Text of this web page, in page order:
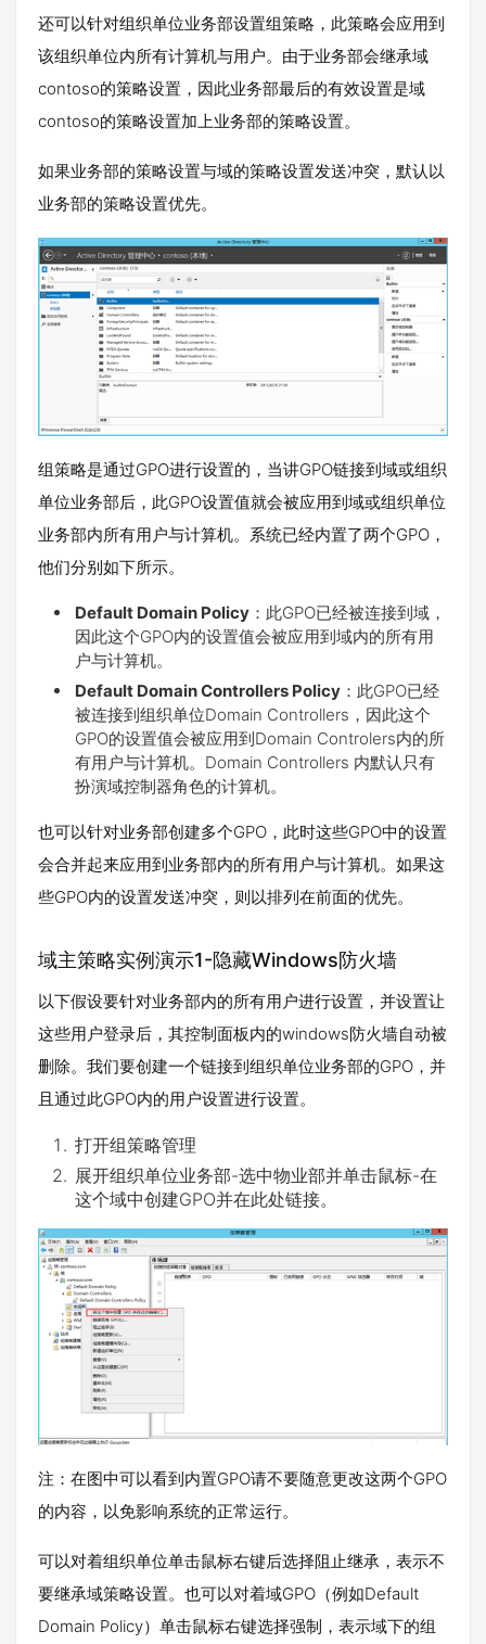
还可以针对组织单位业务部设置组策略，此策略会应用到
该组织单位内所有计算机与用户。由于业务部会继承域
contoso的策略设置，因此业务部最后的有效设置是域
contoso的策略设置加上业务部的策略设置。
如果业务部的策略设置与域的策略设置发送冲突，默认以
业务部的策略设置优先。
组策略是通过GPO进行设置的，当讲GPO链接到域或组织
单位业务部后，此GPO设置值就会被应用到域或组织单位
业务部内所有用户与计算机。系统已经内置了两个GPO，
他们分别如下所示。
Default Domain Policy ：此GPO已经被连接到域，
因此这个GPO内的设置值会被应用到域内的所有用
户与计算机。
Default Domain Controllers Policy ：此GPO已经
被连接到组织单位Domain Controllers，因此这个
GPO的设置值会被应用到Domain Controlers内的所
有用户与计算机。Domain Controllers 内默认只有
扮演域控制器角色的计算机。
也可以针对业务部创建多个GPO，此时这些GPO中的设置
会合并起来应用到业务部内的所有用户与计算机。如果这
些GPO内的设置发送冲突，则以排列在前面的优先。
域主策略实例演示1-隐藏Windows防火墙
以下假设要针对业务部内的所有用户进行设置，并设置让
这些用户登录后，其控制面板内的windows防火墙自动被
删除。我们要创建一个链接到组织单位业务部的GPO，并
且通过此GPO内的用户设置进行设置。
打开组策略管理
展开组织单位业务部-选中物业部并单击鼠标-在
这个域中创建GPO并在此处链接。
注：在图中可以看到内置GPO请不要随意更改这两个GPO
的内容，以免影响系统的正常运行。
可以对着组织单位单击鼠标右键后选择阻止继承，表示不
要继承域策略设置。也可以对着域GPO（例如Default
Domain Policy）单击鼠标右键选择强制，表示域下的组